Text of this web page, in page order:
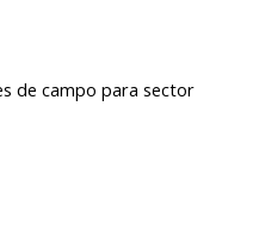
de campo para sector